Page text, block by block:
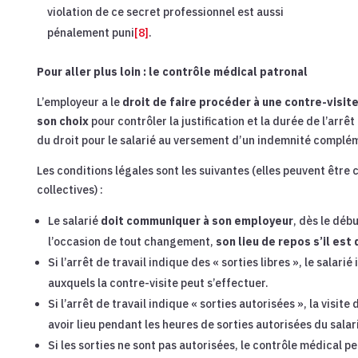
violation de ce secret professionnel est aussi
pénalement puni[8] .
Pour aller plus loin : le contrôle médical patronal
L’employeur a le droit de faire procéder à une contre-
son choixpour contrôler la justification et la durée de l’arrêt
du droit pour le salarié au versement d’un indemnité
Les conditions légales sont les suivantes (elles peuvent être
collectives) :
Le salarié doit communiquer à son employeur, dès le
l’occasion de tout changement, son lieu de repos s’il
Si l’arrêt de travail indique des « sorties libres », le salarié
auxquels la contre-visite peut s’effectuer.
Si l’arrêt de travail indique « sorties autorisées », la visite
avoir lieu pendant les heures de sorties autorisées du
Si les sorties ne sont pas autorisées, le contrôle médical